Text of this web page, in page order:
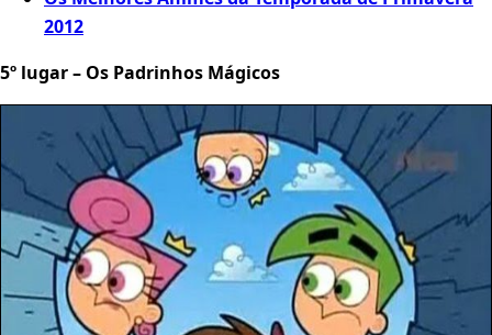
2012
5º lugar – Os Padrinhos Mágicos